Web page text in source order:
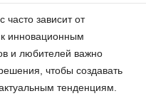
часто зависит от
к инновационным
и любителей важно
чтобы создавать
тенденциям.